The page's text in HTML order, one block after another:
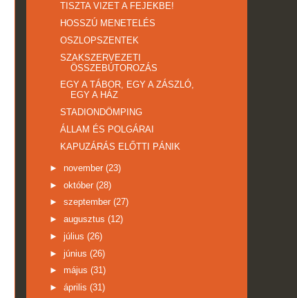
TISZTA VIZET A FEJEKBE!
HOSSZÚ MENETELÉS
OSZLOPSZENTEK
SZAKSZERVEZETI
ÖSSZEBÚTOROZÁS
EGY A TÁBOR, EGY A ZÁSZLÓ,
EGY A HÁZ
STADIONDÖMPING
ÁLLAM ÉS POLGÁRAI
KAPUZÁRÁS ELŐTTI PÁNIK
► november (23)
► október (28)
► szeptember (27)
► augusztus (12)
► július (26)
► június (26)
► május (31)
► április (31)